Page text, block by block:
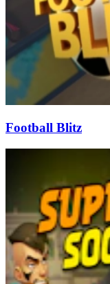
Football Blitz